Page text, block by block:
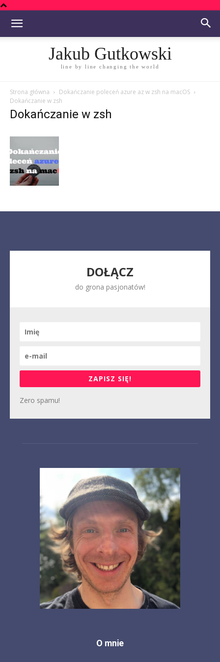
Jakub Gutkowski
line by line changing the world
Strona główna
Dokańczanie poleceń azure az w zsh na macOS
Dokańczanie w zsh
Dokańczanie w zsh
DOŁĄCZ
do grona pasjonatów!
ZAPISZ SIĘ!
Zero spamu!
O mnie